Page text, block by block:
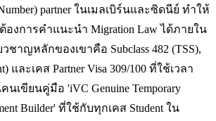
Number) partner ในเมลเบิร์นและซิดนีย์ ทำให้
องการคำแนะนำ Migration Law ได้ภายใน
ชาญหลักของเขาคือ Subclass 482 (TSS),
และเคส Partner Visa 309/100 ที่ใช้เวลา
นเขียนคู่มือ 'iVC Genuine Temporary
Builder' ที่ใช้กับทุกเคส Student ใน